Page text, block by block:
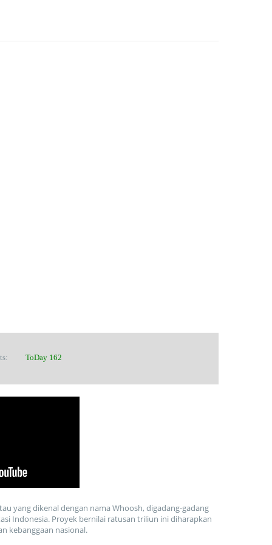
ToDay 162
yang dikenal dengan nama Whoosh, digadang-gadang
Indonesia. Proyek bernilai ratusan triliun ini diharapkan
kebanggaan nasional.